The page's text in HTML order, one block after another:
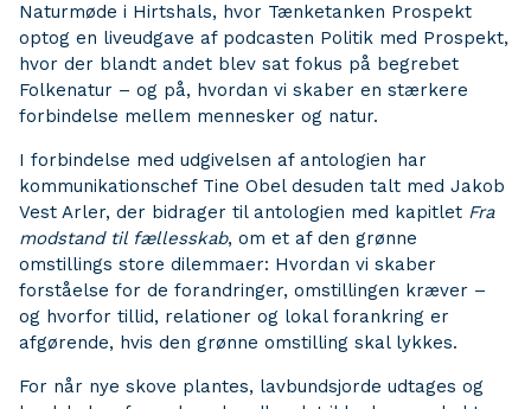
Naturmøde i Hirtshals, hvor Tænketanken Prospekt
optog en liveudgave af podcasten Politik med Prospekt,
hvor der blandt andet blev sat fokus på begrebet
Folkenatur – og på, hvordan vi skaber en stærkere
forbindelse mellem mennesker og natur.
I forbindelse med udgivelsen af antologien har
kommunikationschef Tine Obel desuden talt med Jakob
Vest Arler, der bidrager til antologien med kapitlet Fra
modstand til fællesskab, om et af den grønne
omstillings store dilemmaer: Hvordan vi skaber
forståelse for de forandringer, omstillingen kræver –
og hvorfor tillid, relationer og lokal forankring er
afgørende, hvis den grønne omstilling skal lykkes.
For når nye skove plantes, lavbundsjorde udtages og